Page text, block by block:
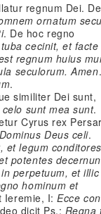
regnum Dei. De
ornatum
. De hoc regno
cecinit, et
regnum huius
seculorum. Amen
.
similiter Dei sunt,
sunt mea sunt.
Cyrus rex
Deus celi.
et legum
potentes
perpetuum, et
hominum et
Ieremie, I:Ecce
dicit Ps.: Regna